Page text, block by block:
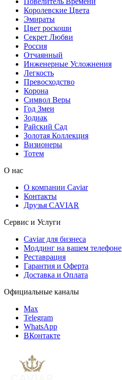
Королевские Цвета
Эмираты
Цвет роскоши
Секрет Любви
Россия
Отчаянный
Инженерные Усложнения
Легкость
Превосходство
Корона
Символ Веры
Год Змеи
Зодиак
Райский Сад
Золотая Коллекция
Визионеры
Тотем
О нас
О компании Caviar
Контакты
Друзья CAVIAR
Сервис и Услуги
Caviar для бизнеса
Моддинг на вашем телефоне
Реставрация
Гарантия и Оферта
Доставка и Оплата
Официальные каналы
Max
Telegram
WhatsApp
ВКонтакте